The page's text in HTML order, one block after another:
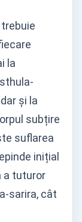
la
și la
subțire
suflarea
inițial
a tuturor
sarira, cât